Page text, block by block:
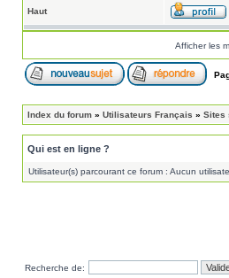
Haut
Afficher les
Index du forum » Utilisateurs Français » Sites
Qui est en ligne ?
Utilisateur(s) parcourant ce forum : Aucun
Recherche de: